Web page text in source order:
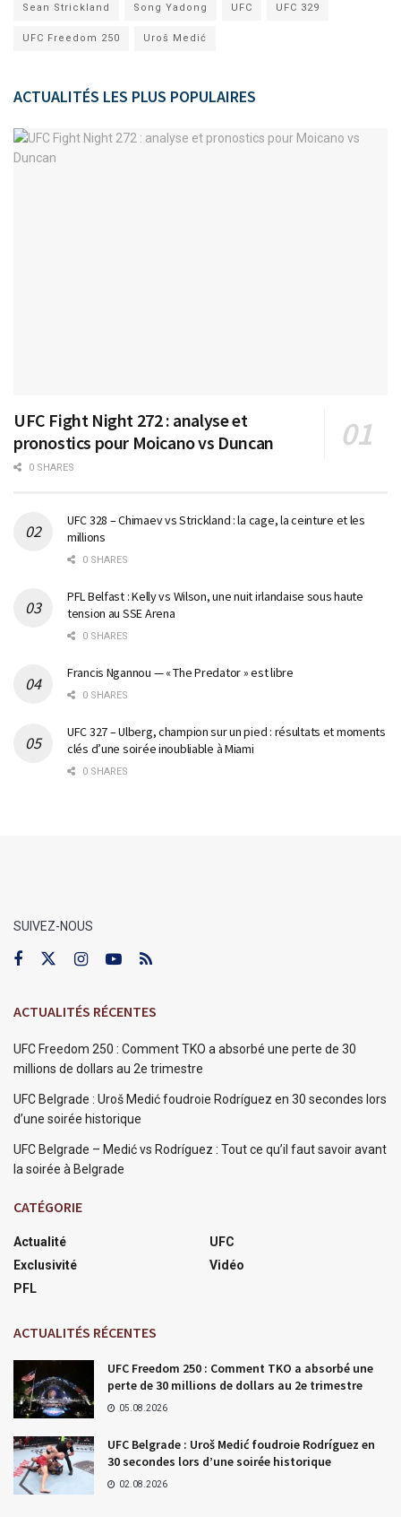
Sean Strickland Song Yadong UFC UFC 329
UFC Freedom 250 Uroš Medić
ACTUALITÉS LES PLUS POPULAIRES
UFC Fight Night 272 : analyse et
pronostics pour Moicano vs Duncan
0 SHARES
UFC 328 – Chimaev vs Strickland : la cage, la ceinture et les
millions
0 SHARES
PFL Belfast : Kelly vs Wilson, une nuit irlandaise sous haute
tension au SSE Arena
0 SHARES
Francis Ngannou — « The Predator » est libre
0 SHARES
UFC 327 – Ulberg, champion sur un pied : résultats et moments
clés d’une soirée inoubliable à Miami
0 SHARES
SUIVEZ-NOUS
ACTUALITÉS RÉCENTES
UFC Freedom 250 : Comment TKO a absorbé une perte de 30
millions de dollars au 2e trimestre
UFC Belgrade : Uroš Medić foudroie Rodríguez en 30 secondes lors
d’une soirée historique
UFC Belgrade – Medić vs Rodríguez : Tout ce qu’il faut savoir avant
la soirée à Belgrade
CATÉGORIE
Actualité
Exclusivité
PFL
UFC
Vidéo
ACTUALITÉS RÉCENTES
UFC Freedom 250 : Comment TKO a absorbé une
perte de 30 millions de dollars au 2e trimestre
05.08.2026
UFC Belgrade : Uroš Medić foudroie Rodríguez en
30 secondes lors d’une soirée historique
02.08.2026